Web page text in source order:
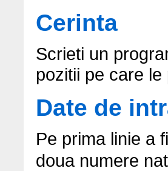
Cerinta
Scrieti un
pozitii pe care
Date de
Pe prima linie a
doua numere